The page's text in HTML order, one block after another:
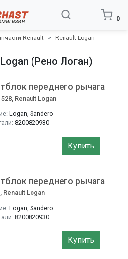
0
Renault
Renault Logan
(Рено Логан)
переднего рычага
Renault Logan
Logan, Sandero
8200820930
Купить
переднего рычага
Renault Logan
Logan, Sandero
8200820930
Купить